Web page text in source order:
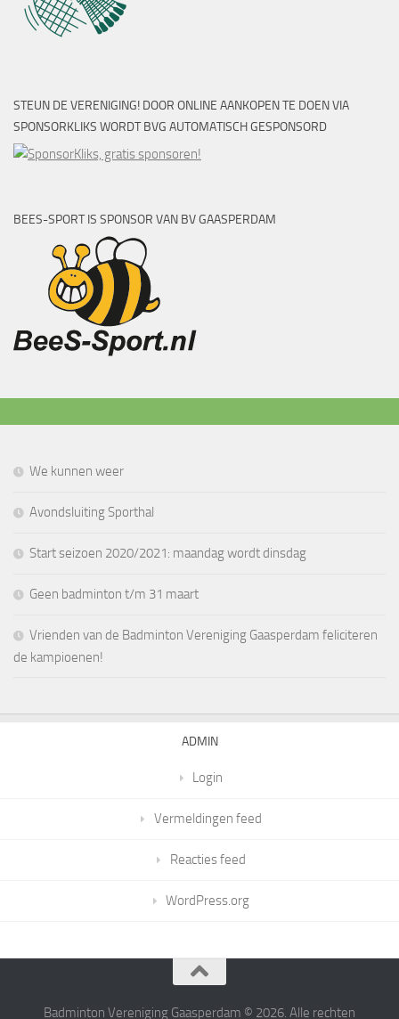
STEUN DE VERENIGING! DOOR ONLINE AANKOPEN TE DOEN VIA
SPONSORKLIKS WORDT BVG AUTOMATISCH GESPONSORD
BEES-SPORT IS SPONSOR VAN BV GAASPERDAM
We kunnen weer
Avondsluiting Sporthal
Start seizoen 2020/2021: maandag wordt dinsdag
Geen badminton t/m 31 maart
Vrienden van de Badminton Vereniging Gaasperdam feliciteren
de kampioenen!
ADMIN
Login
Vermeldingen feed
Reacties feed
WordPress.org
Badminton Vereniging Gaasperdam © 2026. Alle rechten